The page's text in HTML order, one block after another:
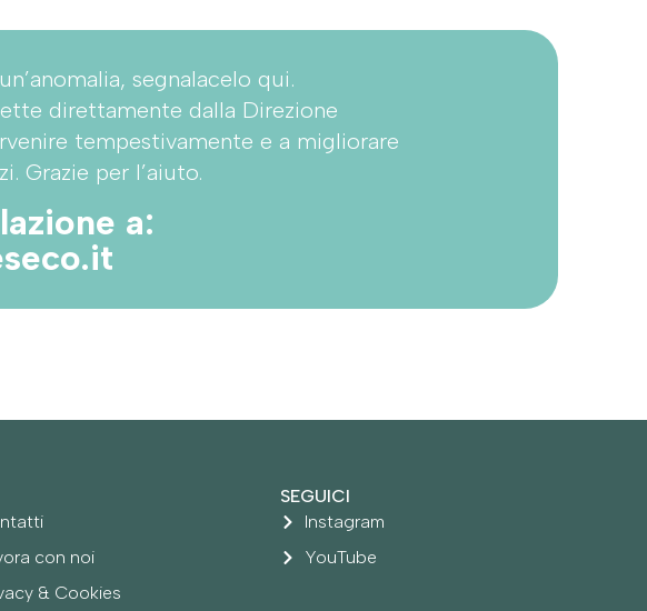
segnalacelo qui.
direttamente dalla Direzione
tempestivamente e a migliorare
Grazie per l’aiuto.
a:
con noi
& Cookies
SEGUICI
Instagram
YouTube